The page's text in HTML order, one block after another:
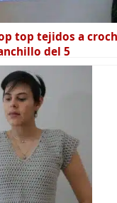
top tejidos a
del 5